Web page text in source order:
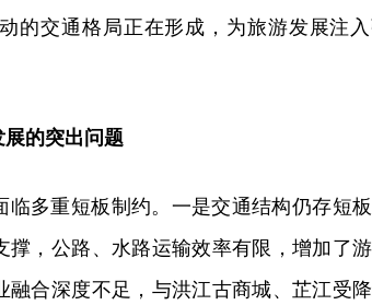
的交通格局正在形成，为旅游发展注
的突出问题
临多重短板制约。一是交通结构仍存短
撑，公路、水路运输效率有限，增加了
融合深度不足，与洪江古商城、芷江受